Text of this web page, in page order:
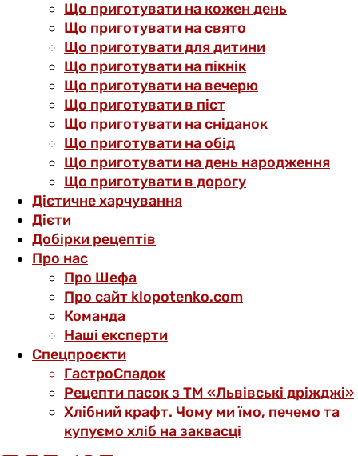
Що приготувати на кожен день
Що приготувати на свято
Що приготувати для дитини
Що приготувати на пікнік
Що приготувати на вечерю
Що приготувати в піст
Що приготувати на сніданок
Що приготувати на обід
Що приготувати на день народження
Що приготувати в дорогу
Дієтичне харчування
Дієти
Добірки рецептів
Про нас
Про Шефа
Про сайт klopotenko.com
Команда
Наші експерти
Спецпроєкти
ГастроСпадок
Рецепти пасок з ТМ «Львівські дріжджі»
Хлібний крафт. Чому ми їмо, печемо та
купуємо хліб на заквасці